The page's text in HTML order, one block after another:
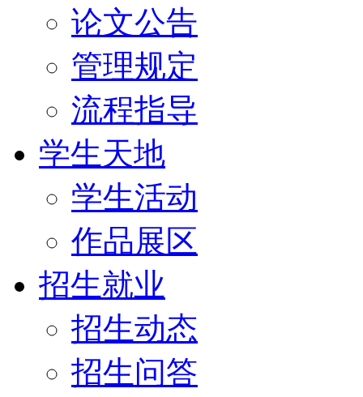
论文公告
管理规定
流程指导
学生天地
学生活动
作品展区
招生就业
招生动态
招生问答